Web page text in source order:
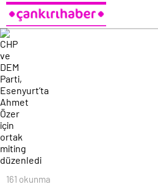
161 okunma